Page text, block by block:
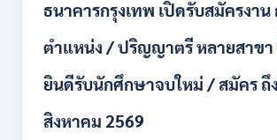
กพ.
เงิน
18,150
สมัคร
ธนาคารกรุงเทพ เปิดรับสมัครงาน
ตำแหน่ง / ปริญญาตรี หลายสาข
ยินดีรับนักศึกษาจบใหม่ / สมัคร ถึ
สิงหาคม 2569